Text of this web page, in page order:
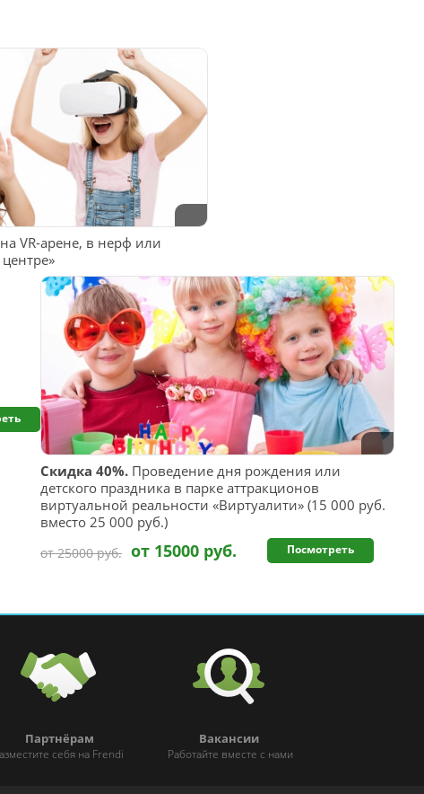
VR-арене, в нерф или
Скидка 40%. Проведение дня рождения или
детского праздника в парке аттракционов
виртуальной реальности «Виртуалити» (15 000 руб.
вместо 25 000 руб.)
от 25000 руб. от 15000 руб. Посмотреть
Партнёрам
себя на Frendi
Вакансии
Работайте вместе с нами